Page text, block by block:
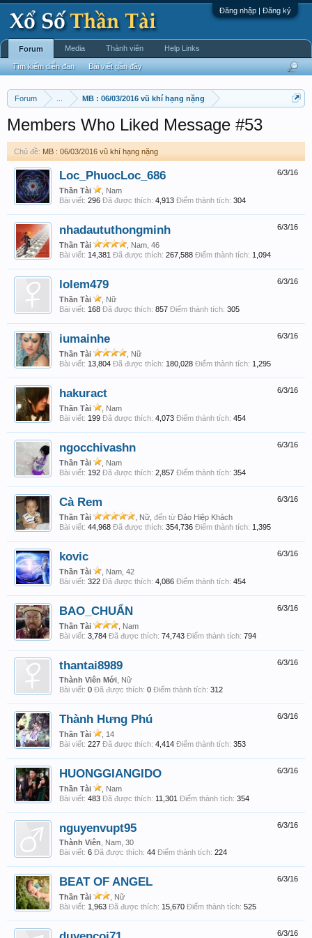
Đăng nhập | Đăng ký
Forum MB : 06/03/2016 vũ khí hạng nặng
Members Who Liked Message #53
Chủ đề: MB : 06/03/2016 vũ khí hạng nặng
6/3/16
Loc_PhuocLoc_686
Thần Tài
, Nam
Bài viết: 296 Đã được thích: 4,913 Điểm thành tích: 304
6/3/16
nhadaututhongminh
Thần Tài
, Nam, 46
Bài viết: 14,381 Đã được thích: 267,588 Điểm thành tích: 1,094
6/3/16
lolem479
Thần Tài
, Nữ
Bài viết: 168 Đã được thích: 857 Điểm thành tích: 305
6/3/16
iumainhe
Thần Tài
, Nữ
Bài viết: 13,804 Đã được thích: 180,028 Điểm thành tích: 1,295
6/3/16
hakuract
Thần Tài
, Nam
Bài viết: 199 Đã được thích: 4,073 Điểm thành tích: 454
6/3/16
ngocchivashn
Thần Tài
, Nam
Bài viết: 192 Đã được thích: 2,857 Điểm thành tích: 354
6/3/16
Cà Rem
Thần Tài , Nữ, đến từ Đảo Hiệp Khách
Bài viết: 44,968 Đã được thích: 354,736 Điểm thành tích: 1,395
6/3/16
kovic
Thần Tài
, Nam, 42
Bài viết: 322 Đã được thích: 4,086 Điểm thành tích: 454
6/3/16
BAO_CHUẨN
Thần Tài
, Nam
Bài viết: 3,784 Đã được thích: 74,743 Điểm thành tích: 794
6/3/16
thantai8989
Thành Viên Mới , Nữ
Bài viết: 0 Đã được thích: 0 Điểm thành tích: 312
6/3/16
Thành Hưng Phú
Thần Tài
, 14
Bài viết: 227 Đã được thích: 4,414 Điểm thành tích: 353
6/3/16
HUONGGIANGIDO
Thần Tài
, Nam
Bài viết: 483 Đã được thích: 11,301 Điểm thành tích: 354
6/3/16
nguyenvupt95
Thành Viên , Nam, 30
Bài viết: 6 Đã được thích: 44 Điểm thành tích: 224
6/3/16
BEAT OF ANGEL
Thần Tài
, Nữ
Bài viết: 1,963 Đã được thích: 15,670 Điểm thành tích: 525
6/3/16
Forum
Tìm kiếm diễn đàn Bài viết gần đây
Media Thành viên Help Links